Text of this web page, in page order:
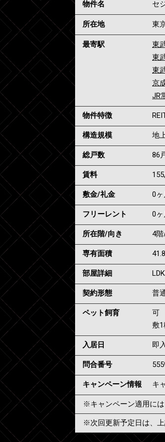
物件名 セ
所在地 東
最寄駅 東
東
東
京
JR
物件特徴
構造規模 地
総戸数 86
賃料
敷金/礼金 0ヶ
フリーレント 0ヶ
所在階/向き 4
専有面積
部屋詳細
契約形態 普
ペット飼育
可
敷
入居日 即
問合番号
キャンペーン情報 キ
※キャンペーン適用に
※次回更新予定日は、